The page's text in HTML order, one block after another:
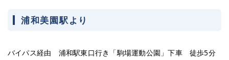
浦和美園駅より
バイパス経由 浦和駅東口行き「駒場運動公園」下車 徒歩5分